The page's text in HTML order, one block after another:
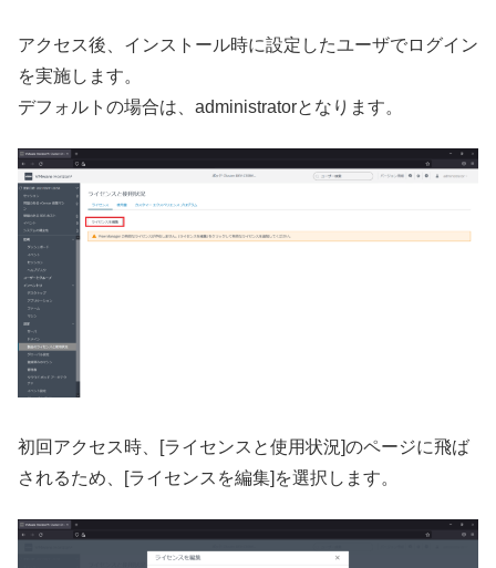
アクセス後、インストール時に設定したユーザでログイン
を実施します。
デフォルトの場合は、administratorとなります。
初回アクセス時、[ライセンスと使用状況]のページに飛ば
されるため、[ライセンスを編集]を選択します。